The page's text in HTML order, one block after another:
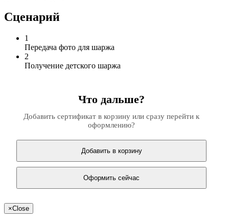
Сценарий
1
Передача фото для шаржа
2
Получение детского шаржа
Что дальше?
Добавить сертификат в корзину или сразу перейти к
оформлению?
Добавить в корзину
Оформить сейчас
×Close